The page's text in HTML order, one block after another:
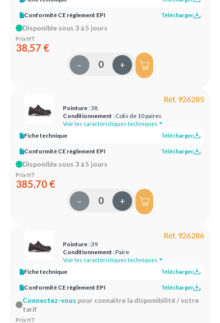
Conformité CE règlement EPI Télécharger
Disponible sous 3 à 5 jours
Prix HT
38,57 €
– +
Réf. 926285
Pointure: 38
Conditionnement : Colis de 10 paires
Voir les caractéristiques techniques
Fiche technique
Télécharger
Conformité CE règlement EPI Télécharger
Disponible sous 3 à 5 jours
Prix HT
385,70 €
– +
Réf. 926286
Pointure: 39
Conditionnement : Paire
Voir les caractéristiques techniques
Fiche technique
Télécharger
Conformité CE règlement EPI Télécharger
Connectez-vous pour connaître la disponibilité / votre
tarif
Prix HT